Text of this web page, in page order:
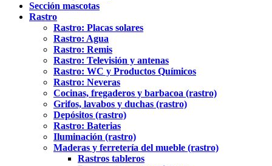
Sección mascotas
Rastro
Rastro: Placas solares
Rastro: Agua
Rastro: Remis
Rastro: Televisión y antenas
Rastro: WC y Productos Químicos
Rastro: Neveras
Cocinas, fregaderos y barbacoa (rastro)
Grifos, lavabos y duchas (rastro)
Depósitos (rastro)
Rastro: Baterias
Iluminación (rastro)
Maderas y ferretería del mueble (rastro)
Rastros tableros